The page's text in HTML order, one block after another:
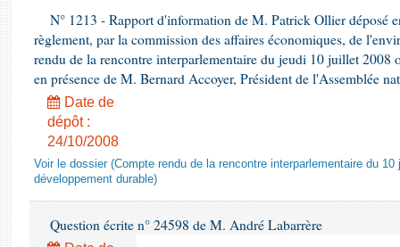
N° 1213 - Rapport d'information de M. Patrick Ollier déposé
règlement, par la commission des affaires économiques, de
rendu de la rencontre interparlementaire du jeudi 10 juillet 2008
en présence de M. Bernard Accoyer, Président de l'Assemblée
Date de
dépôt :
24/10/2008
Voir le dossier (Compte rendu de la rencontre interparlementaire du
développement durable)
Question écrite n° 24598 de M. André Labarrère